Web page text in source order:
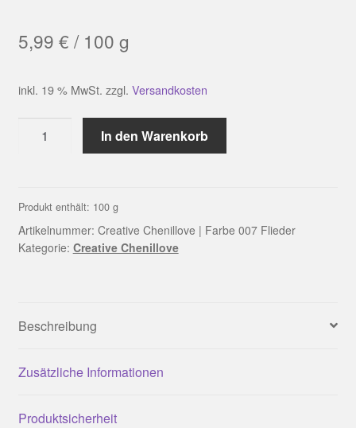
5,99 € / 100 g
inkl. 19 % MwSt. zzgl. Versandkosten
Chenillove
007
Flieder
Menge
In den Warenkorb
Produkt enthält: 100 g
Artikelnummer: Creative Chenillove | Farbe 007 Flieder
Kategorie: Creative Chenillove
Beschreibung
Zusätzliche Informationen
Produktsicherheit